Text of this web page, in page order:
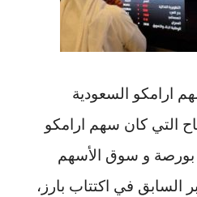
ارامكو السعودية
التي كان سهم ارامكو
بورصة و سوق الأسهم
السابق في اكتتاب بارز،